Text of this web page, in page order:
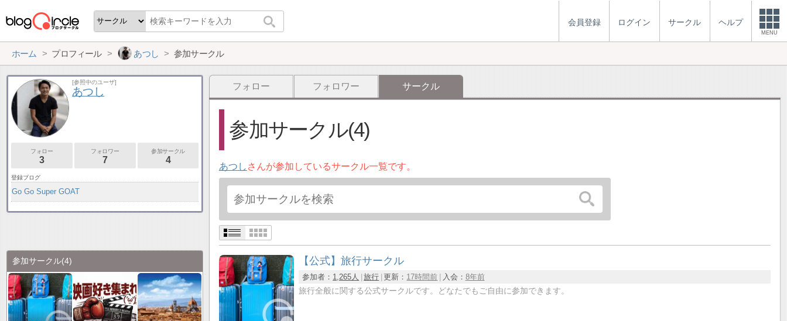
会員登録 ログイン サークル ヘルプ
MENU
ホーム プロフィール あつし 参加サークル
フォロー フォロワー サークル
参加サークル(4)
あつし さんが参加しているサークル一覧です。
【公式】旅行サークル
参加者： 1,265人 旅行 更新： 17時間前 入会： 8年前
旅行全般に関する公式サークルです。どなたでもご自由に参加できます。
[参照中のユーザ]
あつし
フォロー
3
フォロワー
7
参加サークル
4
登録ブログ
Go Go Super GOAT
参加サークル(4)